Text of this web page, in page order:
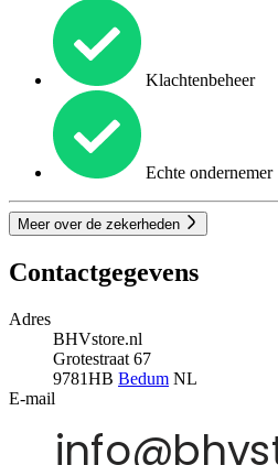
Klachtenbeheer
Echte ondernemer
Meer over de zekerheden
Contactgegevens
Adres
BHVstore.nl
Grotestraat 67
9781HB Bedum NL
E-mail